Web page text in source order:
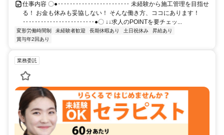
仕事内容 〇●‥‥‥‥‥‥‥‥‥‥‥‥ 未経験から施工管理を目指せ
る！ お金も休みも妥協しない！ そんな働き方、ココにあります！
‥‥‥‥‥‥‥‥‥‥‥‥●〇 ↓↓求人のPOINTを要チェッ...
変形労働時間制 未経験者歓迎 長期休暇あり 土日祝休み
昇給あり
賞与年2回あり
業務委託